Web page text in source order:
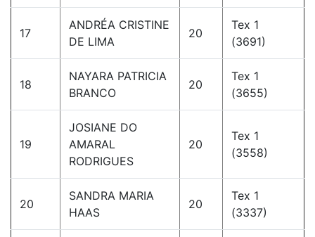
17
ANDRÉA CRISTINE
DE LIMA
20
Tex 1
(3691)
18
NAYARA PATRICIA
BRANCO
20
Tex 1
(3655)
19
JOSIANE DO
AMARAL
RODRIGUES
20
Tex 1
(3558)
20
SANDRA MARIA
HAAS
20
Tex 1
(3337)